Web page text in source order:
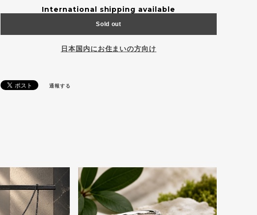
International shipping available
Sold out
日本国内にお住まいの方向け
通報する